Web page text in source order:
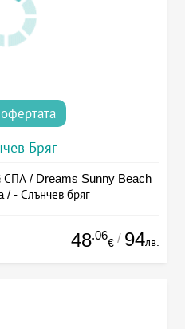
Бряг
СПА / Dreams Sunny Beach
/ - Слънчев бряг
48.06
€ / 94лв.